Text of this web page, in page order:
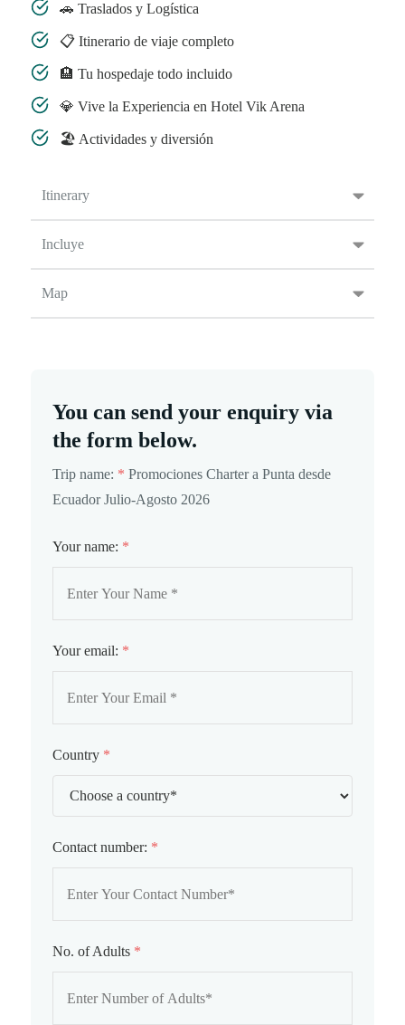
Itinerary
Incluye
Map
🚗 Traslados y Logística
📋 Itinerario de viaje completo
🏨 Tu hospedaje todo incluido
💎 Vive la Experiencia en Hotel Vik Arena
🏖️ Actividades y diversión
You can send your enquiry via
the form below.
Trip name: * Promociones Charter a Punta desde
Ecuador Julio-Agosto 2026
Your name: *
Your email: *
Country *
Contact number: *
No. of Adults *